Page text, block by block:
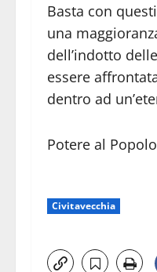
Basta con
una
dell’indotto
essere
dentro ad
Potere al
Civitavecchia